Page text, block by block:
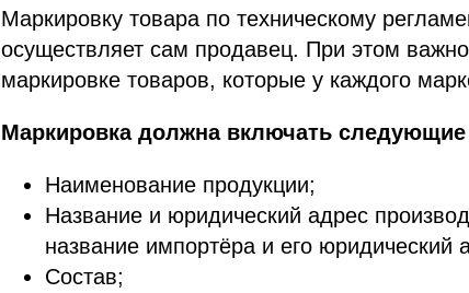
Маркировку товара по техническому
осуществляет сам продавец. При этом
маркировке товаров, которые у каждого
Маркировка должна включать
Наименование продукции;
Название и юридический адрес
название импортёра и его юридический
Состав;